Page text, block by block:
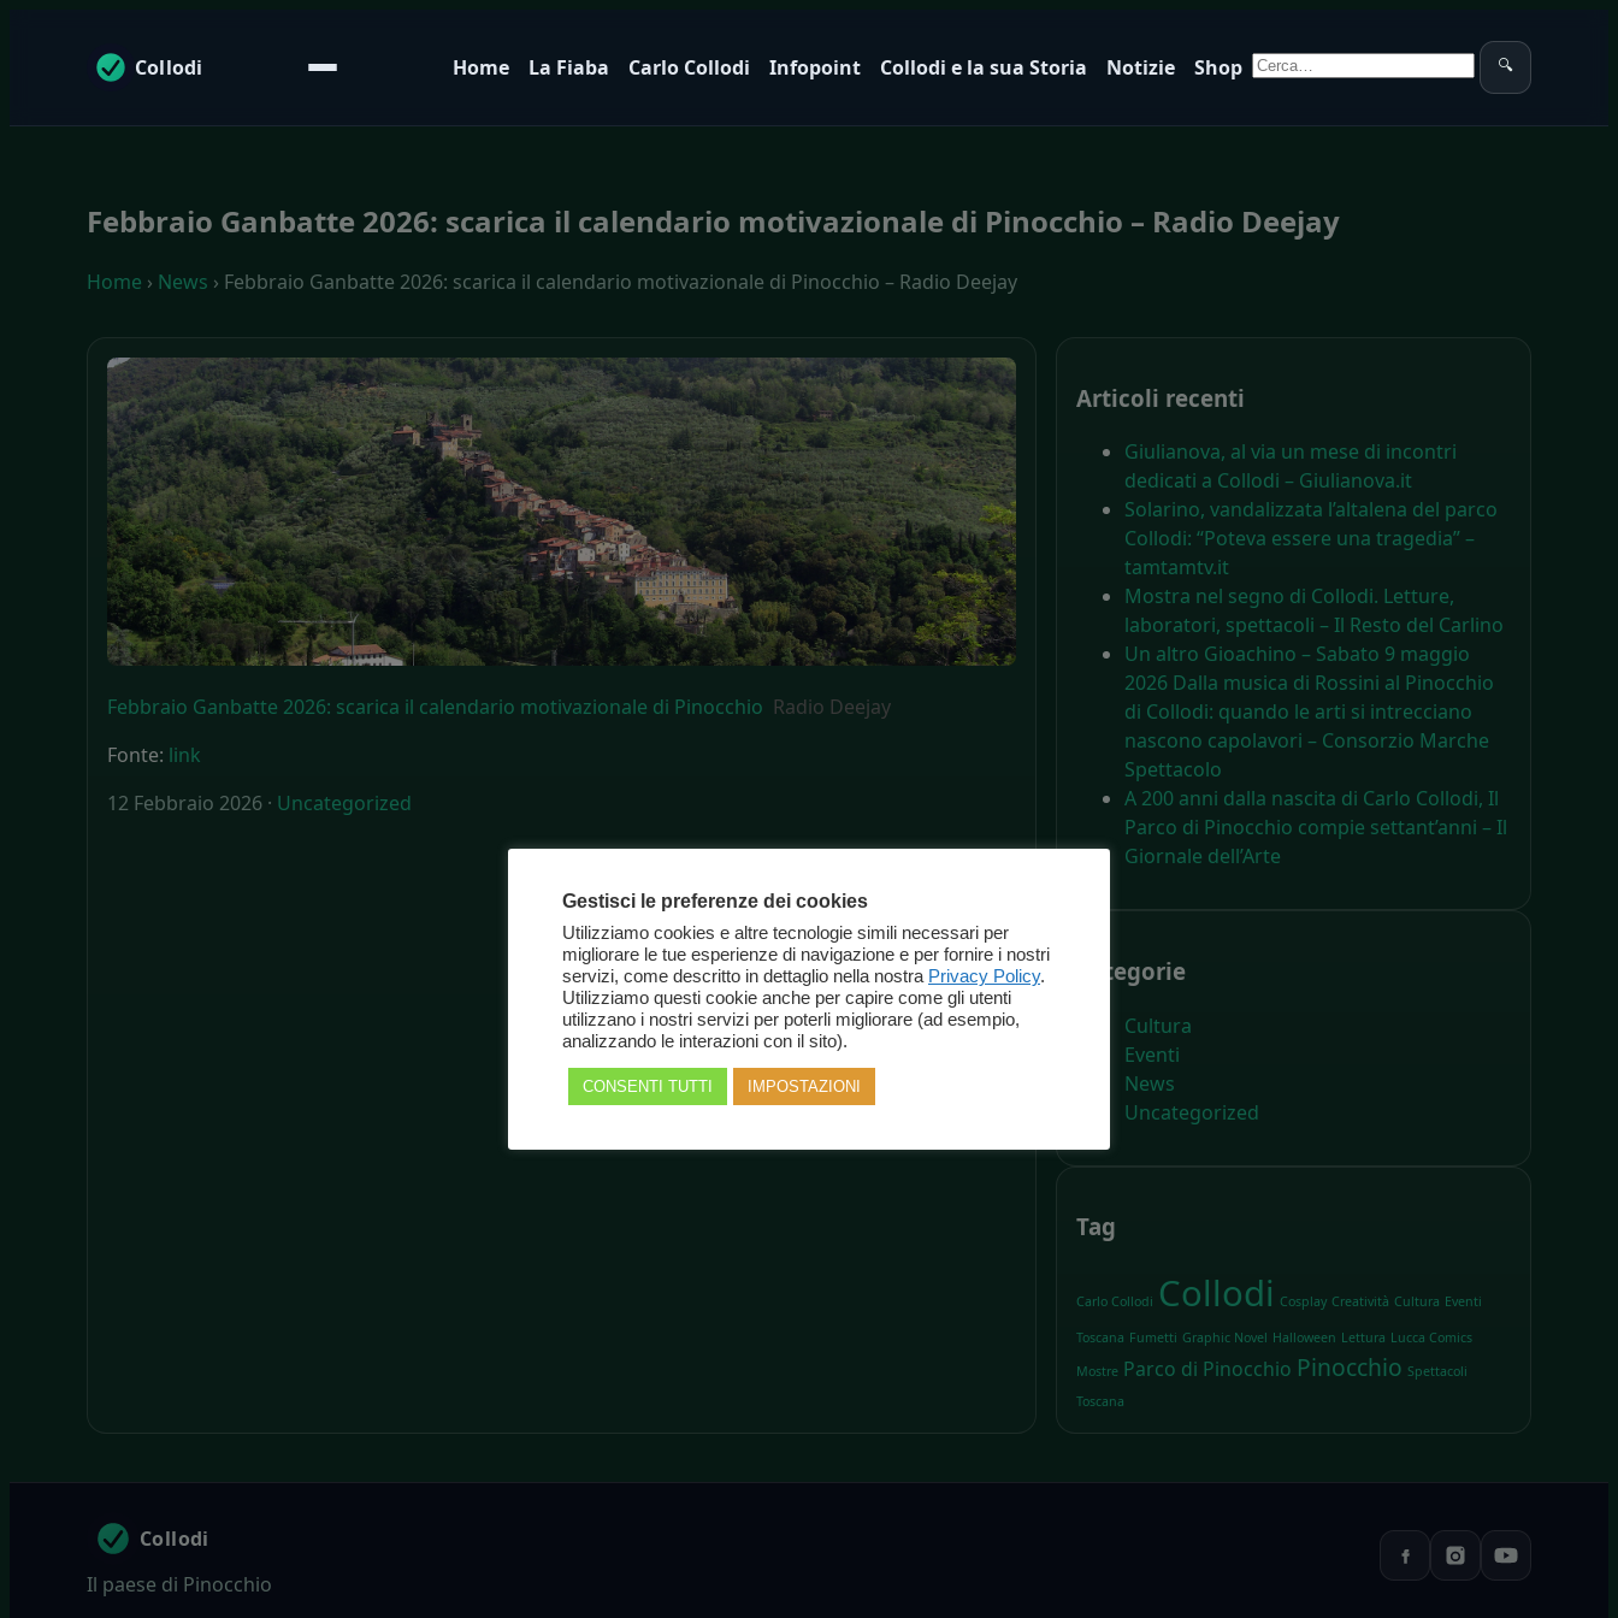
Collodi Home La Fiaba Carlo Collodi Infopoint Collodi e la sua Storia Notizie Shop Cerca: 🔍
Febbraio Ganbatte 2026: scarica il calendario motivazionale di Pinocchio – Radio Deejay
Home › News › Febbraio Ganbatte 2026: scarica il calendario motivazionale di Pinocchio – Radio Deejay
Febbraio Ganbatte 2026: scarica il calendario motivazionale di Pinocchio Radio Deejay
Fonte: link
12 Febbraio 2026 · Uncategorized
Articoli recenti
Giulianova, al via un mese di incontri
dedicati a Collodi – Giulianova.it
Solarino, vandalizzata l’altalena del parco
Collodi: “Poteva essere una tragedia” –
tamtamtv.it
Mostra nel segno di Collodi. Letture,
laboratori, spettacoli – Il Resto del Carlino
Un altro Gioachino – Sabato 9 maggio
2026 Dalla musica di Rossini al Pinocchio
di Collodi: quando le arti si intrecciano
nascono capolavori – Consorzio Marche
Spettacolo
A 200 anni dalla nascita di Carlo Collodi, Il
Parco di Pinocchio compie settant’anni – Il
Giornale dell’Arte
Categorie
Cultura
Eventi
News
Uncategorized
Tag
Carlo Collodi Collodi Cosplay Creatività Cultura Eventi
Toscana Fumetti Graphic Novel Halloween Lettura Lucca Comics
Mostre Parco di Pinocchio Pinocchio Spettacoli
Toscana
Collodi
Il paese di Pinocchio
Gestisci le preferenze dei cookies
Utilizziamo cookies e altre tecnologie simili necessari per
migliorare le tue esperienze di navigazione e per fornire i nostri
servizi, come descritto in dettaglio nella nostra Privacy Policy.
Utilizziamo questi cookie anche per capire come gli utenti
utilizzano i nostri servizi per poterli migliorare (ad esempio,
analizzando le interazioni con il sito).
CONSENTI TUTTI IMPOSTAZIONI